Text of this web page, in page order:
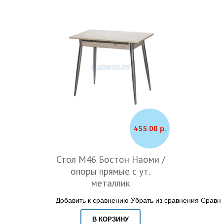
455.00 р.
Стол М46 Бостон Наоми /
опоры прямые с ут.
металлик
Добавить к сравнению Убрать из сравнения
В КОРЗИНУ